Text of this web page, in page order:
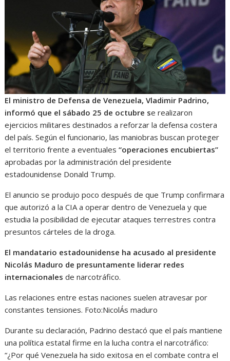
El ministro de Defensa de Venezuela, Vladimir Padrino,
informó que el sábado 25 de octubre se realizaron
ejercicios militares destinados a reforzar la defensa costera
del país. Según el funcionario, las maniobras buscan proteger
el territorio frente a eventuales“operaciones encubiertas”
aprobadas por la administración del presidente
estadounidense Donald Trump.
El anuncio se produjo poco después de que Trump confirmara
que autorizó a la CIA a operar dentro de Venezuela y que
estudia la posibilidad de ejecutar ataques terrestres contra
presuntos cárteles de la droga.
El mandatario estadounidense ha acusado al presidente
Nicolás Maduro de presuntamente liderar redes
internacionales de narcotráfico.
Las relaciones entre estas naciones suelen atravesar por
constantes tensiones. Foto:NicolÁs maduro
Durante su declaración, Padrino destacó que el país mantiene
una política estatal firme en la lucha contra el narcotráfico:
“¿Por qué Venezuela ha sido exitosa en el combate contra el